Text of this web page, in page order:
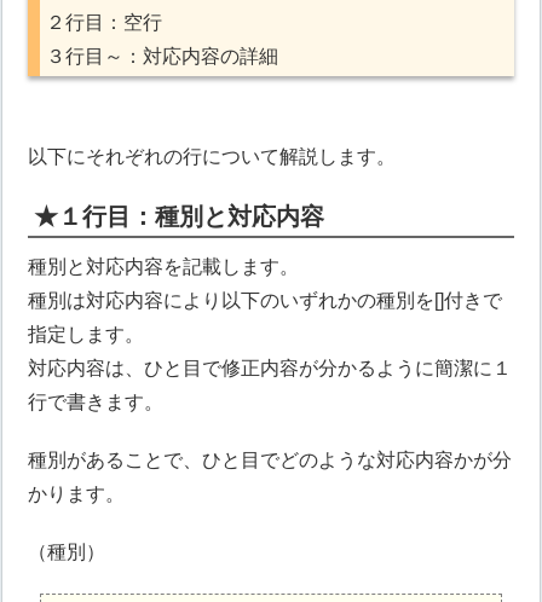
２行目：空行
３行目～：対応内容の詳細
以下にそれぞれの行について解説します。
★１行目：種別と対応内容
種別と対応内容を記載します。
種別は対応内容により以下のいずれかの種別を[]付きで
指定します。
対応内容は、ひと目で修正内容が分かるように簡潔に１
行で書きます。
種別があることで、ひと目でどのような対応内容かが分
かります。
（種別）